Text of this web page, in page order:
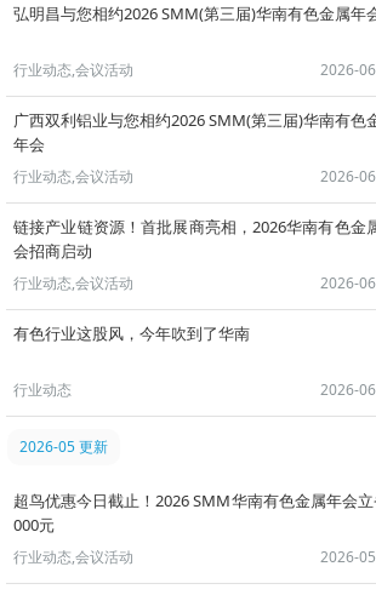
弘明昌与您相约2026 SMM(第三届)华南有色金属年
行业动态,会议活动 2026-
广西双利铝业与您相约2026 SMM(第三届)华南有色
年会
行业动态,会议活动 2026-
链接产业链资源！首批展商亮相，2026华南有色金
会招商启动
行业动态,会议活动 2026-
有色行业这股风，今年吹到了华南
行业动态 2026-
2026-05 更新
超鸟优惠今日截止！2026 SMM华南有色金属年会立
000元
行业动态,会议活动 2026-